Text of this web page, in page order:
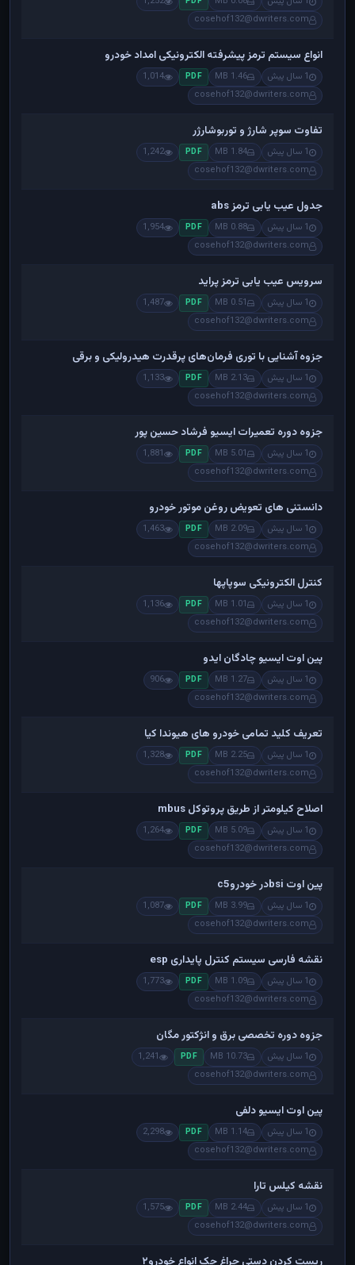
cosehof132@dwriters.com
انواع سیستم ترمز پیشرفته الکترونیکی امداد خودرو
1 سال پیش 1.46 MB
PDF
1,014
cosehof132@dwriters.com
تفاوت سوپر شارژ و توربوشارژر
1 سال پیش 1.84 MB
PDF
1,242
cosehof132@dwriters.com
جدول عیب یابی ترمز abs
1 سال پیش 0.88 MB
PDF
1,954
cosehof132@dwriters.com
سرویس عیب یابی ترمز پراید
1 سال پیش 0.51 MB
PDF
1,487
cosehof132@dwriters.com
جزوه آشنایی با توری فرمان‌های پرقدرت هیدرولیکی و برقی
1 سال پیش 2.13 MB
PDF
1,133
cosehof132@dwriters.com
جزوه دوره تعمیرات ایسیو فرشاد حسین پور
1 سال پیش 5.01 MB
PDF
1,881
cosehof132@dwriters.com
دانستنی های تعویض روغن موتور خودرو
1 سال پیش 2.09 MB
PDF
1,463
cosehof132@dwriters.com
کنترل الکترونیکی سوپاپها
1 سال پیش 1.01 MB
PDF
1,136
cosehof132@dwriters.com
پین اوت ایسیو چادگان ایدو
1 سال پیش 1.27 MB
PDF
906
cosehof132@dwriters.com
تعریف کلید تمامی خودرو های هیوندا کیا
1 سال پیش 2.25 MB
PDF
1,328
cosehof132@dwriters.com
اصلاح کیلومتر از طریق پروتوکل mbus
1 سال پیش 5.09 MB
PDF
1,264
cosehof132@dwriters.com
پین اوت bsiدر خودروc5
1 سال پیش 3.99 MB
PDF
1,087
cosehof132@dwriters.com
نقشه فارسی سیستم کنترل پایداری esp
1 سال پیش 1.09 MB
PDF
1,773
cosehof132@dwriters.com
جزوه دوره تخصصی برق و انژکتور مگان
1 سال پیش 10.73 MB
PDF
1,241
cosehof132@dwriters.com
پین اوت ایسیو دلفی
1 سال پیش 1.14 MB
PDF
2,298
cosehof132@dwriters.com
نقشه کیلس تارا
1 سال پیش 2.44 MB
PDF
1,575
cosehof132@dwriters.com
ریست کردن دستی چراغ چک انواع خودرو۲